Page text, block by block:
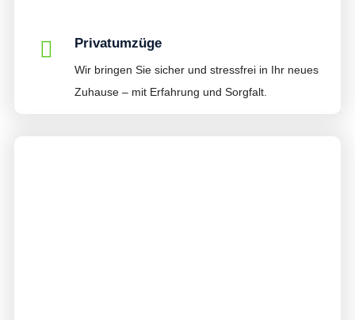
Privatumzüge
Wir bringen Sie sicher und stressfrei in Ihr neues
Zuhause – mit Erfahrung und Sorgfalt.